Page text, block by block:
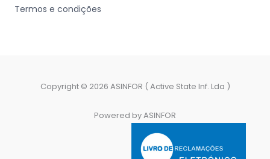
Termos e condições
Copyright © 2026 ASINFOR ( Active State Inf. Lda )
Powered by ASINFOR